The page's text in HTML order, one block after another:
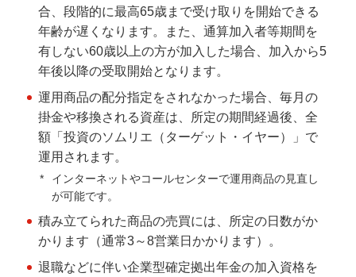
合、段階的に最高65歳まで受け取りを開始できる
年齢が遅くなります。また、通算加入者等期間を
有しない60歳以上の方が加入した場合、加入から5
年後以降の受取開始となります。
運用商品の配分指定をされなかった場合、毎月の
掛金や移換される資産は、所定の期間経過後、全
額「投資のソムリエ（ターゲット・イヤー）」で
運用されます。
*
インターネットやコールセンターで運用商品の見直し
が可能です。
積み立てられた商品の売買には、所定の日数がか
かります（通常3～8営業日かかります）。
退職などに伴い企業型確定拠出年金の加入資格を